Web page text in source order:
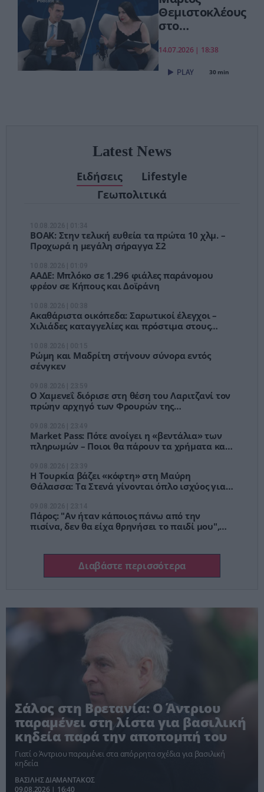
Θεμιστοκλέους
στο
«Το νέο ΕΣΥ
είναι ήδη εδώ
– Τέλος στις
14.07.2026 | 18:38
30 min
Latest News
Ειδήσεις
Lifestyle
Γεωπολιτικά
ΒΟΑΚ: Στην τελική ευθεία τα πρώτα 10 χλμ. –
Προχωρά η μεγάλη σήραγγα Σ2
ΑΑΔΕ: Μπλόκο σε 1.296 φιάλες παράνομου
φρέον σε Κήπους και Δοϊράνη
Ακαθάριστα οικόπεδα: Σαρωτικοί έλεγχοι –
Χιλιάδες καταγγελίες και πρόστιμα στους
Ρώμη και Μαδρίτη στήνουν σύνορα εντός
σένγκεν
Ο Χαμενεΐ διόρισε στη θέση του Λαριτζανί τον
πρώην αρχηγό των Φρουρών της
Market Pass: Πότε ανοίγει η «βεντάλια» των
πληρωμών – Ποιοι θα πάρουν τα χρήματα και
Η Τουρκία βάζει «κόφτη» στη Μαύρη
Θάλασσα: Τα Στενά γίνονται όπλο ισχύος για
Πάρος: "Αν ήταν κάποιος πάνω από την
πισίνα, δεν θα είχα θρηνήσει το παιδί μου",
Διαβάστε περισσότερα
Σάλος στη Βρετανία: Ο Άντριου
παραμένει στη λίστα για βασιλική
κηδεία παρά την αποπομπή του
Γιατί ο Άντριου παραμένει στα απόρρητα σχέδια για βασιλική
κηδεία
ΒΑΣΙΛΗΣ ΔΙΑΜΑΝΤΑΚΟΣ
09.08.2026 | 16:40